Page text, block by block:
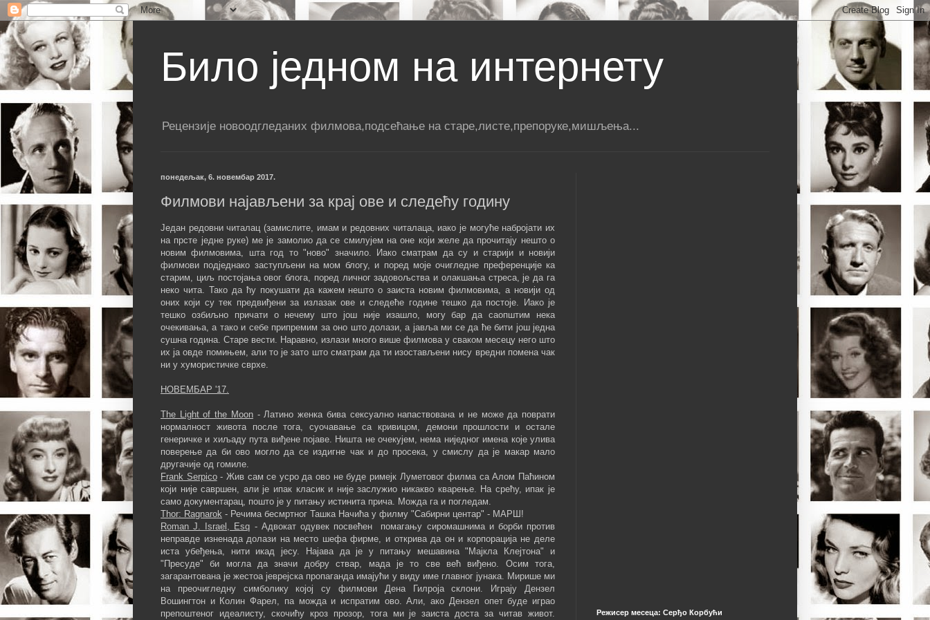
Било једном на интернету
Рецензије новоодгледаних филмова,подсећање на старе,листе,препоруке,мишљења...
понедељак, 6. новембар 2017.
Филмови најављени за крај ове и следећу годину
Један редовни читалац (замислите, имам и редовних читалаца, иако је могуће набројати их
на прсте једне руке) ме је замолио да се смилујем на оне који желе да прочитају нешто о
новим филмовима, шта год то "ново" значило. Иако сматрам да су и старији и новији
филмови подједнако заступљени на мом блогу, и поред моје очигледне преференције ка
старим, циљ постојања овог блога, поред личног задовољства и олакшања стреса, је да га
неко чита. Тако да ћу покушати да кажем нешто о заиста новим филмовима, а новији од
оних који су тек предвиђени за излазак ове и следеће године тешко да постоје. Иако је
тешко озбиљно причати о нечему што још није изашло, могу бар да саопштим нека
очекивања, а тако и себе припремим за оно што долази, а јавља ми се да ће бити још једна
сушна година. Старе вести. Наравно, излази много више филмова у сваком месецу него што
их ја овде помињем, али то је зато што сматрам да ти изостављени нису вредни помена чак
ни у хумористичке сврхе.
НОВЕМБАР '17.
The Light of the Moon- Латино женка бива сексуално напаствована и не може да поврати
нормалност живота после тога, суочавање са кривицом, демони прошлости и остале
генеричке и хиљаду пута виђене појаве. Ништа не очекујем, нема ниједног имена које улива
поверење да би ово могло да се издигне чак и до просека, у смислу да је макар мало
другачије од гомиле.
Frank Serpico- Жив сам се усро да ово не буде римејк Луметовог филма са Алом Паћином
који није савршен, али је ипак класик и није заслужио никакво кварење. На срећу, ипак је
само документарац, пошто је у питању истинита прича. Можда га и погледам.
Thor: Ragnarok - Речима бесмртног Ташка Начића у филму "Сабирни центар" - МАРШ!
Roman J. Israel, Esq - Адвокат одувек посвећен помагању сиромашнима и борби против
неправде изненада долази на место шефа фирме, и открива да он и корпорација не деле
иста убеђења, нити икад јесу. Најава да је у питању мешавина "Мајкла Клејтона" и
"Пресуде" би могла да значи добру ствар, мада је то све већ виђено. Осим тога,
загарантована је жестоа јеврејска пропаганда имајући у виду име главног јунака. Мирише ми
на преочигледну симболику којој су филмови Дена Гилроја склони. Играју Дензел
Вошингтон и Колин Фарел, па можда и испратим ово. Али, ако Дензел опет буде играо
препоштеног идеалисту, скочићу кроз прозор, тога ми је заиста доста за читав живот.
Режисер месеца: Серђо Корбући